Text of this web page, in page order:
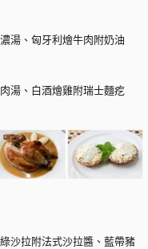
湯、匈牙利燴牛肉附奶油
湯、白酒燴雞附瑞士麵疙
沙拉附法式沙拉醬、藍帶豬